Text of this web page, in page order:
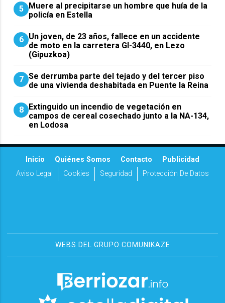
5 Muere al precipitarse un hombre que huía de la
policía en Estella
6 Un joven, de 23 años, fallece en un accidente
de moto en la carretera GI-3440, en Lezo
(Gipuzkoa)
7 Se derrumba parte del tejado y del tercer piso
de una vivienda deshabitada en Puente la Reina
8 Extinguido un incendio de vegetación en
campos de cereal cosechado junto a la NA-134,
en Lodosa
Inicio Quiénes Somos Contacto
Publicidad
Aviso Legal
Cookies Seguridad Protección De Datos
WEBS DEL GRUPO COMUNIKAZE